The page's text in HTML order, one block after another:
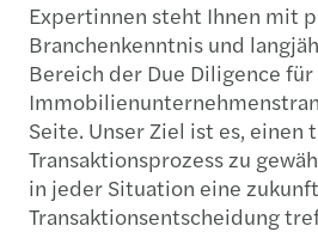
Expertinnen steht Ihnen mit
Branchenkenntnis und
Bereich der Due Diligence
Seite. Unser Ziel ist es, einen
Transaktionsprozess zu
in jeder Situation eine
Transaktionsentscheidung